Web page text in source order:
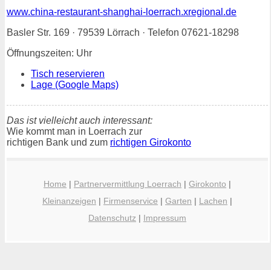
www.china-restaurant-shanghai-loerrach.xregional.de
Basler Str. 169 · 79539 Lörrach · Telefon 07621-18298
Öffnungszeiten: Uhr
Tisch reservieren
Lage (Google Maps)
Das ist vielleicht auch interessant:
Wie kommt man in Loerrach zur
richtigen Bank und zum richtigen Girokonto
Home | Partnervermittlung Loerrach | Girokonto |
Kleinanzeigen | Firmenservice | Garten | Lachen |
Datenschutz | Impressum